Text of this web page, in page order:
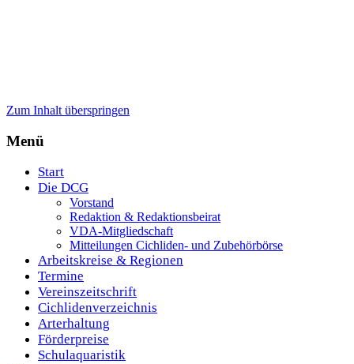
Zum Inhalt überspringen
Menü
Start
Die DCG
Vorstand
Redaktion & Redaktionsbeirat
VDA-Mitgliedschaft
Mitteilungen Cichliden- und Zubehörbörse
Arbeitskreise & Regionen
Termine
Vereinszeitschrift
Cichlidenverzeichnis
Arterhaltung
Förderpreise
Schulaquaristik